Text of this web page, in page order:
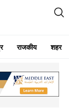
राजकीय शहर